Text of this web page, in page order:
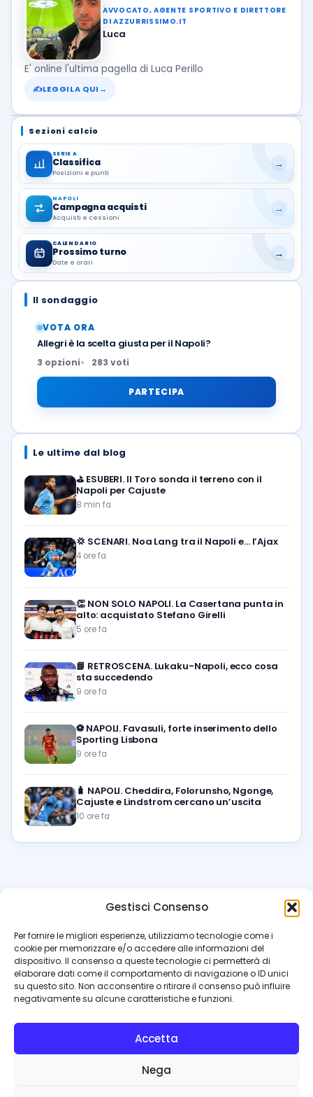
Gestisci Consenso
Per fornire le migliori esperienze, utilizziamo tecnologie come i
cookie per memorizzare e/o accedere alle informazioni del
dispositivo. Il consenso a queste tecnologie ci permetterà di
elaborare dati come il comportamento di navigazione o ID unici
su questo sito. Non acconsentire o ritirare il consenso può influire
negativamente su alcune caratteristiche e funzioni.
Accetta
Nega
AVVOCATO, AGENTE SPORTIVO E DIRETTORE
DI AZZURRISSIMO.IT
Luca
E' online l'ultima pagella di Luca Perillo
✍LEGGILA QUI →
Sezioni calcio
SERIE A
Classifica
Posizioni e punti
→
NAPOLI
Campagna acquisti
Acquisti e cessioni
→
CALENDARIO
Prossimo turno
Date e orari
→
Il sondaggio
VOTA ORA
Allegri è la scelta giusta per il Napoli?
3 opzioni 283 voti
PARTECIPA
Le ultime dal blog
⛳ ESUBERI. Il Toro sonda il terreno con il
Napoli per Cajuste
8 min fa
💢 SCENARI. Noa Lang tra il Napoli e… l’Ajax
4 ore fa
👏 NON SOLO NAPOLI. La Casertana punta in
alto: acquistato Stefano Girelli
5 ore fa
📘 RETROSCENA. Lukaku-Napoli, ecco cosa
sta succedendo
9 ore fa
⚽️ NAPOLI. Favasuli, forte inserimento dello
Sporting Lisbona
9 ore fa
🧳 NAPOLI. Cheddira, Folorunsho, Ngonge,
Cajuste e Lindstrom cercano un’uscita
10 ore fa
azzurrissimo.it
Il blog di riferimento per i tifosi del Napoli. News, interviste,
pagelle e calciomercato. Testata giornalistica registrata
al Tribunale di Napoli (n. 48 dell’08/10/2012). Direttore Luca
Perillo
INFO
Contattaci